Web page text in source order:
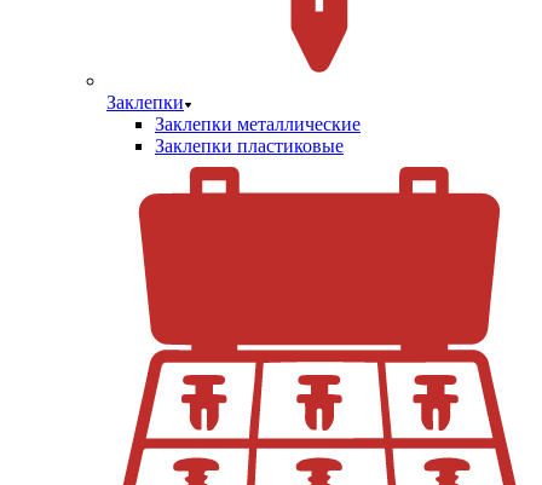
Заклепки
Заклепки металлические
Заклепки пластиковые